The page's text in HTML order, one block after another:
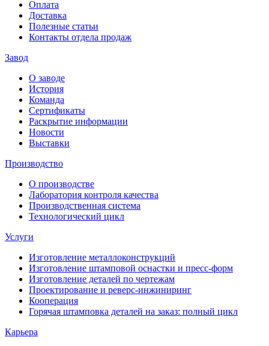
Оплата
Доставка
Полезные статьи
Контакты отдела продаж
Завод
О заводе
История
Команда
Сертификаты
Раскрытие информации
Новости
Выставки
Производство
О производстве
Лаборатория контроля качества
Производственная система
Технологический цикл
Услуги
Изготовление металлоконструкций
Изготовление штамповой оснастки и пресс-форм
Изготовление деталей по чертежам
Проектирование и реверс-инжиниринг
Кооперация
Горячая штамповка деталей на заказ: полный цикл
Карьера